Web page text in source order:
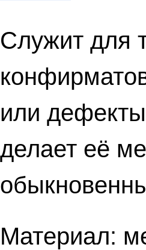
Служит для
или
делает её
Материал: